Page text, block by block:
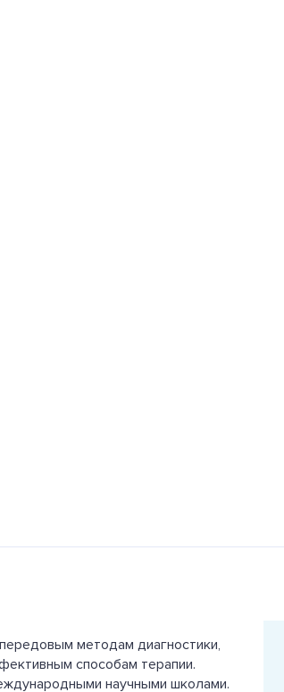
методам диагностики,
способам терапии.
научными школами.